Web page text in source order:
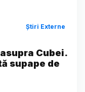
Știri Externe
Cubei.
supape de